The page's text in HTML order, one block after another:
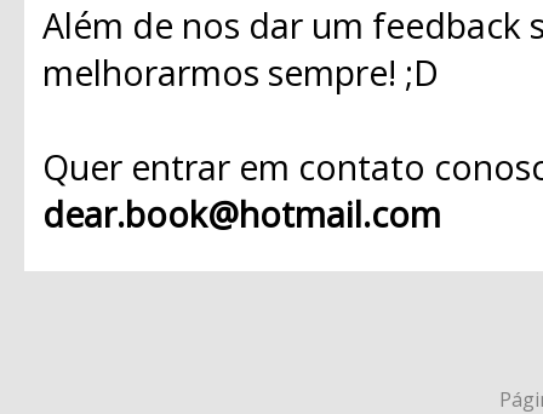
Além de nos dar um
melhorarmos sempre! ;D
Quer entrar em contato
dear.book@hotmail.com